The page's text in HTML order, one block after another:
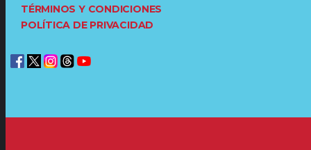
TÉRMINOS Y CONDICIONES
POLÍTICA DE PRIVACIDAD